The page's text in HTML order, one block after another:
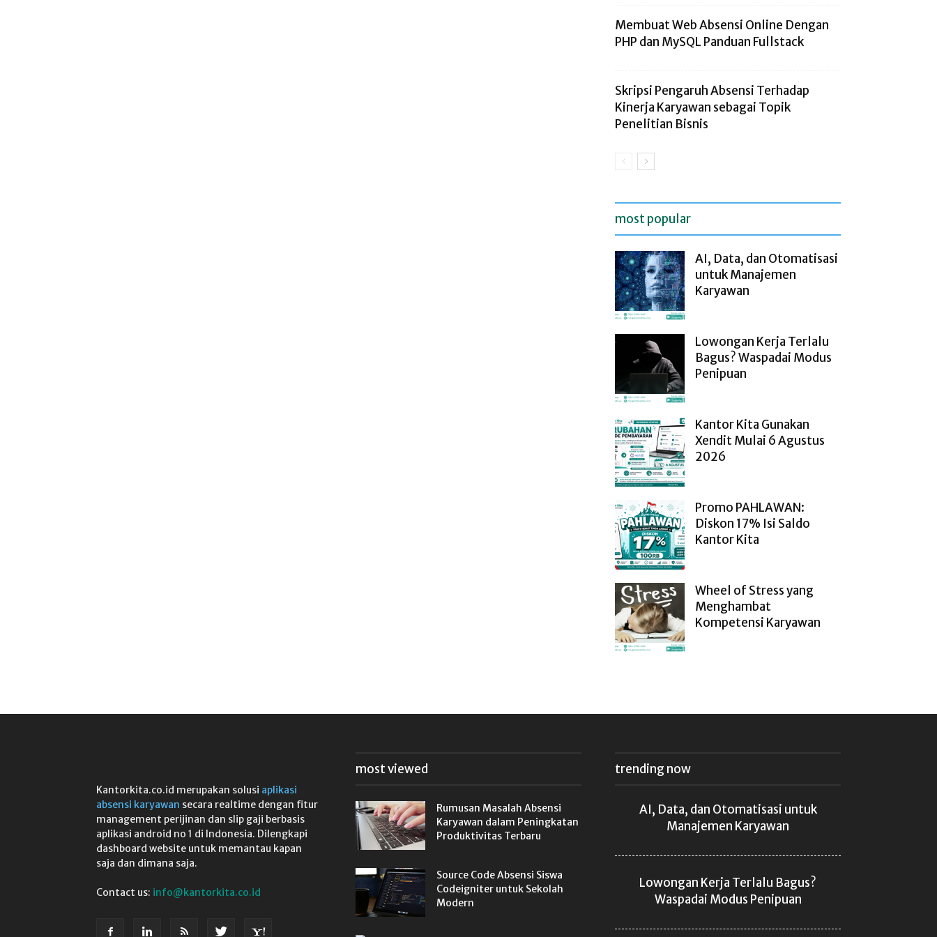
Membuat Web Absensi Online Dengan
PHP dan MySQL Panduan Fullstack
Skripsi Pengaruh Absensi Terhadap
Kinerja Karyawan sebagai Topik
Penelitian Bisnis
most popular
AI, Data, dan Otomatisasi
untuk Manajemen
Karyawan
Lowongan Kerja Terlalu
Bagus? Waspadai Modus
Penipuan
Kantor Kita Gunakan
Xendit Mulai 6 Agustus
2026
Promo PAHLAWAN:
Diskon 17% Isi Saldo
Kantor Kita
Wheel of Stress yang
Menghambat
Kompetensi Karyawan
Kantorkita.co.id merupakan solusi aplikasi
absensi karyawan secara realtime dengan fitur
management perijinan dan slip gaji berbasis
aplikasi android no 1 di Indonesia. Dilengkapi
dashboard website untuk memantau kapan
saja dan dimana saja.
Contact us: info@kantorkita.co.id
most viewed
Rumusan Masalah Absensi
Karyawan dalam Peningkatan
Produktivitas Terbaru
Source Code Absensi Siswa
Codeigniter untuk Sekolah
Modern
trending now
AI, Data, dan Otomatisasi untuk
Manajemen Karyawan
Lowongan Kerja Terlalu Bagus?
Waspadai Modus Penipuan